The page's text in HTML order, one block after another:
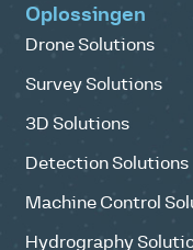
Oplossingen
Drone Solutions
Survey Solutions
3D Solutions
Detection Solutions
Machine Control
Hydrography